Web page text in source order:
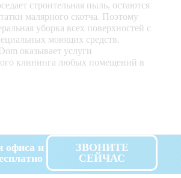
строительная пыль, остаются
малярного скотча. Поэтому
уборка всех поверхностей с
моющих средств.
оказывает услуги
клининга любых помещений в
офиса и
ЗВОНИТЕ
СЕЙЧАС